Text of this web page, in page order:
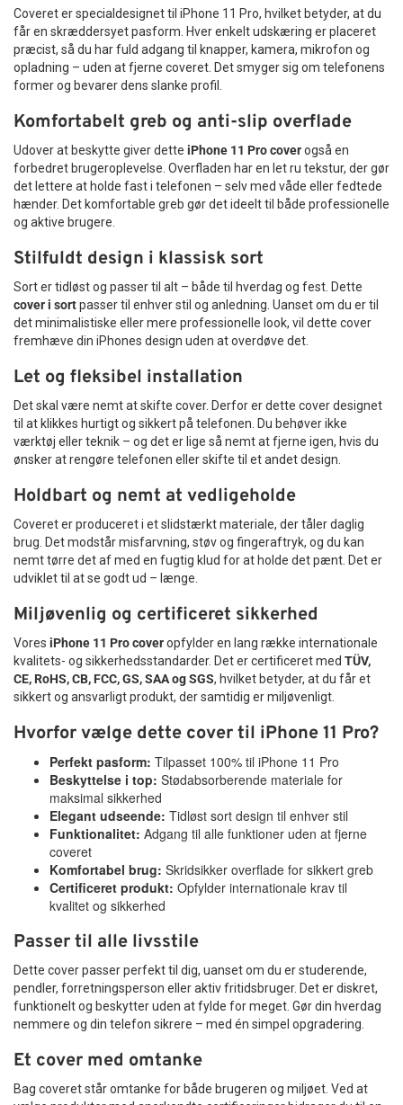
Coveret er specialdesignet til iPhone 11 Pro, hvilket betyder, at du
får en skræddersyet pasform. Hver enkelt udskæring er placeret
præcist, så du har fuld adgang til knapper, kamera, mikrofon og
opladning – uden at fjerne coveret. Det smyger sig om telefonens
former og bevarer dens slanke profil.
Komfortabelt greb og anti-slip overflade
Udover at beskytte giver dette iPhone 11 Pro coverogså en
forbedret brugeroplevelse. Overfladen har en let ru tekstur, der gør
det lettere at holde fast i telefonen – selv med våde eller fedtede
hænder. Det komfortable greb gør det ideelt til både professionelle
og aktive brugere.
Stilfuldt design i klassisk sort
Sort er tidløst og passer til alt – både til hverdag og fest. Dette
cover i sortpasser til enhver stil og anledning. Uanset om du er til
det minimalistiske eller mere professionelle look, vil dette cover
fremhæve din iPhones design uden at overdøve det.
Let og fleksibel installation
Det skal være nemt at skifte cover. Derfor er dette cover designet
til at klikkes hurtigt og sikkert på telefonen. Du behøver ikke
værktøj eller teknik – og det er lige så nemt at fjerne igen, hvis du
ønsker at rengøre telefonen eller skifte til et andet design.
Holdbart og nemt at vedligeholde
Coveret er produceret i et slidstærkt materiale, der tåler daglig
brug. Det modstår misfarvning, støv og fingeraftryk, og du kan
nemt tørre det af med en fugtig klud for at holde det pænt. Det er
udviklet til at se godt ud – længe.
Miljøvenlig og certificeret sikkerhed
Vores iPhone 11 Pro coveropfylder en lang række internationale
kvalitets- og sikkerhedsstandarder. Det er certificeret med TÜV,
CE, RoHS, CB, FCC, GS, SAA og SGS, hvilket betyder, at du får et
sikkert og ansvarligt produkt, der samtidig er miljøvenligt.
Hvorfor vælge dette cover til iPhone 11 Pro?
Perfekt pasform: Tilpasset 100% til iPhone 11 Pro
Beskyttelse i top: Stødabsorberende materiale for
maksimal sikkerhed
Elegant udseende: Tidløst sort design til enhver stil
Funktionalitet: Adgang til alle funktioner uden at fjerne
coveret
Komfortabel brug: Skridsikker overflade for sikkert greb
Certificeret produkt: Opfylder internationale krav til
kvalitet og sikkerhed
Passer til alle livsstile
Dette cover passer perfekt til dig, uanset om du er studerende,
pendler, forretningsperson eller aktiv fritidsbruger. Det er diskret,
funktionelt og beskytter uden at fylde for meget. Gør din hverdag
nemmere og din telefon sikrere – med én simpel opgradering.
Et cover med omtanke
Bag coveret står omtanke for både brugeren og miljøet. Ved at